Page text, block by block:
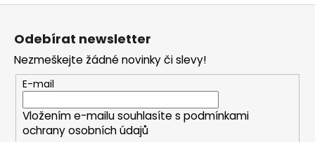
Z
Odebírat newsletter
Nezmeškejte žádné novinky či slevy!
E-mail
Vložením e-mailu souhlasíte s podmínkami
ochrany osobních údajů